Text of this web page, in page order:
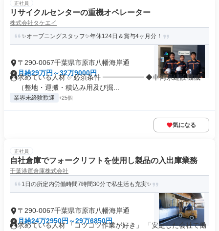
正社員
リサイクルセンターの重機オペレーター
株式会社タケエイ
✨オープニングスタッフ✨年休124日＆賞与4ヶ月分！
〒290-0067千葉県市原市八幡海岸通
月給29万円～32万9000円
求めている人材 ✅必須条件 ━━━━━━ ◆車両系建設機械
（整地・運搬・積込み用及び掘...
業界未経験歓迎 +25個
気になる
正社員
自社倉庫でフォークリフトを使用し製品の入出庫業務
千葉港運倉庫株式会社
1日の所定内労働時間7時間30分で私生活も充実✨
〒290-0067千葉県市原市八幡海岸通
月給24万2950円～29万6850円
求めている人材 「コツコツ作業が好き」 「安定した会社で働